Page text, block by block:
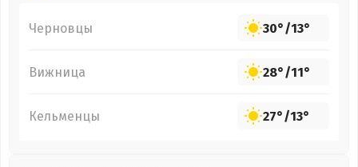
Черновцы 30°/13°
Вижница 28°/11°
Кельменцы 27°/13°